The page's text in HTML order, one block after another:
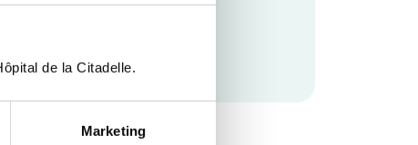
de la Citadelle.
Marketing